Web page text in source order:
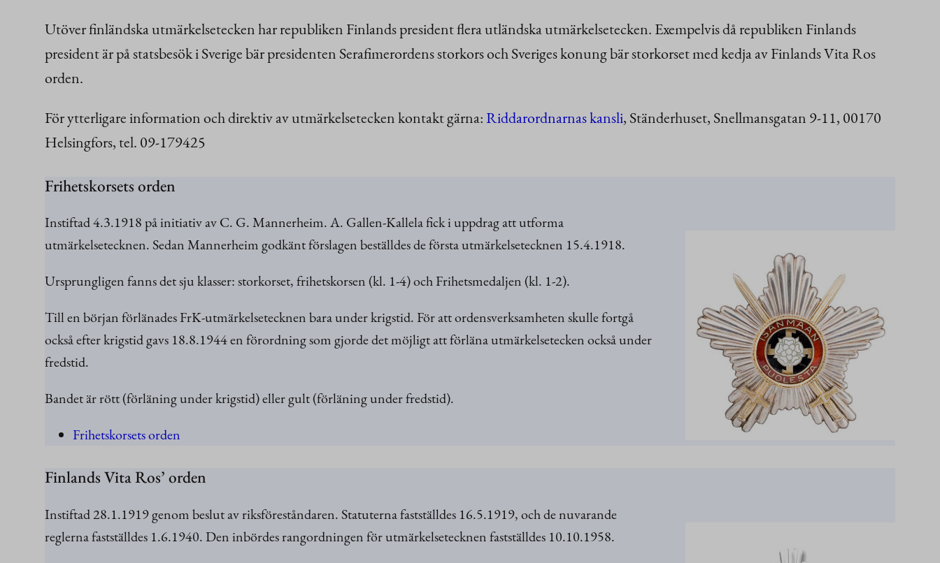
Utöver finländska utmärkelsetecken har republiken Finlands president flera utländska utmärkelsetecken. Exempelvis då republiken Finlands
president är på statsbesök i Sverige bär presidenten Serafimerordens storkors och Sveriges konung bär storkorset med kedja av Finlands Vita Ros
orden.
För ytterligare information och direktiv av utmärkelsetecken kontakt gärna:Riddarordnarnas kansli, Ständerhuset, Snellmansgatan 9-11, 00170
Helsingfors, tel. 09-179425
Frihetskorsets orden
Instiftad 4.3.1918 på initiativ av C. G. Mannerheim. A. Gallen-Kallela fick i uppdrag att utforma
utmärkelsetecknen. Sedan Mannerheim godkänt förslagen beställdes de första utmärkelsetecknen 15.4.1918.
Ursprungligen fanns det sju klasser: storkorset, frihetskorsen (kl. 1-4) och Frihetsmedaljen (kl. 1-2).
Till en början förlänades FrK-utmärkelsetecknen bara under krigstid. För att ordensverksamheten skulle fortgå
också efter krigstid gavs 18.8.1944 en förordning som gjorde det möjligt att förläna utmärkelsetecken också under
fredstid.
Bandet är rött (förläning under krigstid) eller gult (förläning under fredstid).
Frihetskorsets orden
Finlands Vita Ros’ orden
Instiftad 28.1.1919 genom beslut av riksföreståndaren. Statuterna fastställdes 16.5.1919, och de nuvarande
reglerna fastställdes 1.6.1940. Den inbördes rangordningen för utmärkelsetecknen fastställdes 10.10.1958.